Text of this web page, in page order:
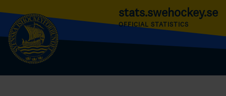
stats.swehockey.se
OFFICIAL STATISTICS